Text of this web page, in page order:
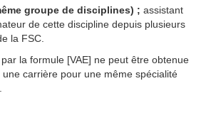
groupe de disciplines) ; assistant
de cette discipline depuis plusieurs
la FSC.
la formule [VAE] ne peut être obtenue
carrière pour une même spécialité